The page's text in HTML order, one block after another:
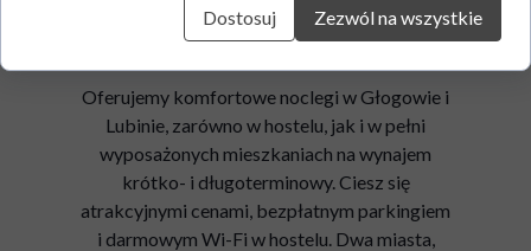
Twoje Korzyści
Oferujemy komfortowe noclegi w Głogowie i
Lubinie, zarówno w hostelu, jak i w pełni
wyposażonych mieszkaniach na wynajem
krótko- i długoterminowy. Ciesz się
atrakcyjnymi cenami, bezpłatnym parkingiem
i darmowym Wi-Fi w hostelu. Dwa miasta,
Dostosuj Zezwól na wszystkie